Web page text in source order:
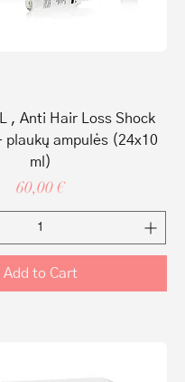
, Anti Hair Loss Shock
plaukų ampulės (24x10
ml)
Price
60,00 €
Add to Cart